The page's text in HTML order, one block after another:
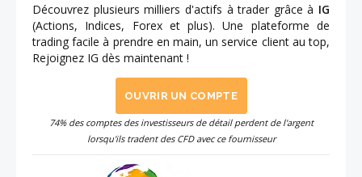
Découvrez plusieurs milliers d'actifs à trader grâce à IG
(Actions, Indices, Forex et plus). Une plateforme de
trading facile à prendre en main, un service client au top,
Rejoignez IG dès maintenant !
OUVRIR UN COMPTE
74% des comptes des investisseurs de détail perdent de l'argent
lorsqu'ils tradent des CFD avec ce fournisseur